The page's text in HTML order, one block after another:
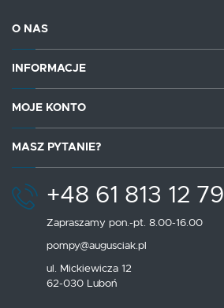
O NAS
INFORMACJE
MOJE KONTO
MASZ PYTANIE?
+48 61 813 12 79
Zapraszamy pon.-pt. 8.00-16.00
pompy@augusciak.pl
ul. Mickiewicza 12
62-030 Luboń